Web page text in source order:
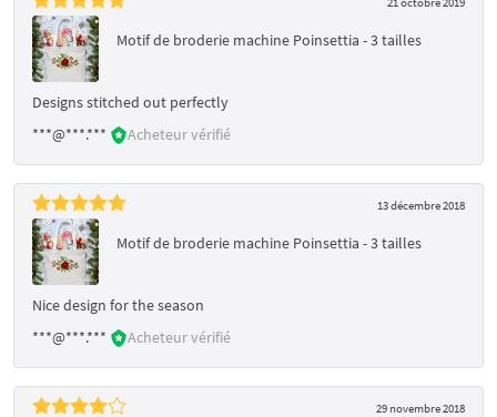
Motif de broderie machine Poinsettia - 3 tailles
Designs stitched out perfectly
***@***.***
Acheteur vérifié
13 décembre 2018
Motif de broderie machine Poinsettia - 3 tailles
Nice design for the season
***@***.***
Acheteur vérifié
29 novembre 2018